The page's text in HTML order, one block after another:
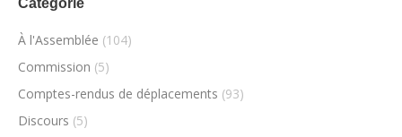
À l'Assemblée (104)
Commission (5)
Comptes-rendus de déplacements (93)
Discours (5)